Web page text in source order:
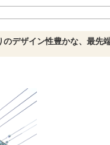
デザイン性豊かな、最先